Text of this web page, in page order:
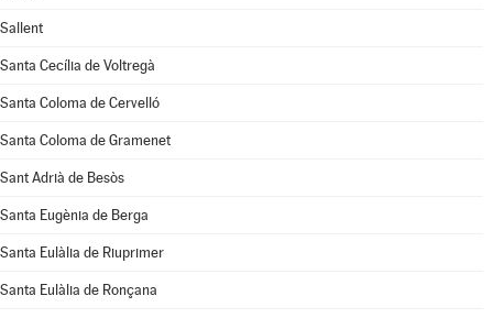
Sallent
Santa Cecília de Voltregà
Santa Coloma de Cervelló
Santa Coloma de Gramenet
Sant Adrià de Besòs
Santa Eugènia de Berga
Santa Eulàlia de Riuprimer
Santa Eulàlia de Ronçana